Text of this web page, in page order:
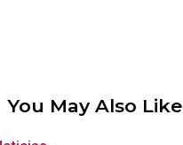
You May Also Like